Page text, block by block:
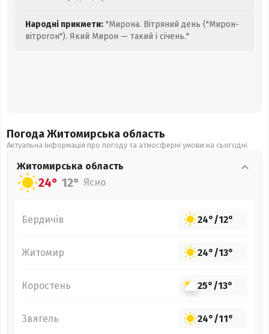
Народні прикмети: "Мирона. Вітряний день ("Мирон-
вітрогон"). Який Мирон — такий і січень."
Погода Житомирська область
Актуальна інформація про погоду та атмосферні умови на сьогодні
Житомирська область
24° 12° Ясно
Бердичів 24°/12°
Житомир 24°/13°
Коростень 25°/13°
Звягель 24°/11°